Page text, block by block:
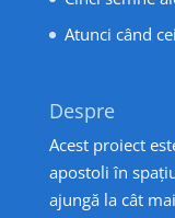
Atunci când
Despre
Acest proiect
apostoli în
ajungă la cât